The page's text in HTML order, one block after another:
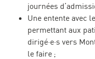
journées
Une entente avec
permettant aux
dirigé·e·s vers
le faire ;